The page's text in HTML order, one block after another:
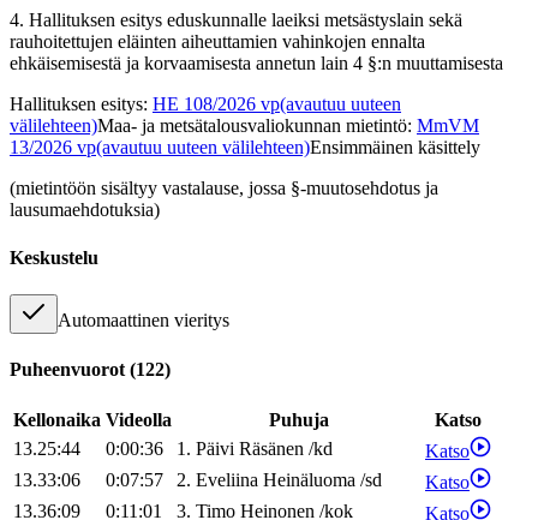
4. Hallituksen esitys eduskunnalle laeiksi metsästyslain sekä
rauhoitettujen eläinten aiheuttamien vahinkojen ennalta
ehkäisemisestä ja korvaamisesta annetun lain 4 §:n muuttamisesta
Hallituksen esitys: HE 108/2026 vp(avautuu uuteen
välilehteen)Maa- ja metsätalousvaliokunnan mietintö: MmVM
13/2026 vp(avautuu uuteen välilehteen)Ensimmäinen käsittely
(mietintöön sisältyy vastalause, jossa §-muutosehdotus ja
lausumaehdotuksia)
Keskustelu
Automaattinen vieritys
Puheenvuorot (122)
Kellonaika Videolla Puhuja
Katso
13.25:44
0:00:36 1. Päivi Räsänen /kd
Katso
13.33:06
0:07:57 2. Eveliina Heinäluoma /sd
Katso
13.36:09
0:11:01 3. Timo Heinonen /kok
Katso